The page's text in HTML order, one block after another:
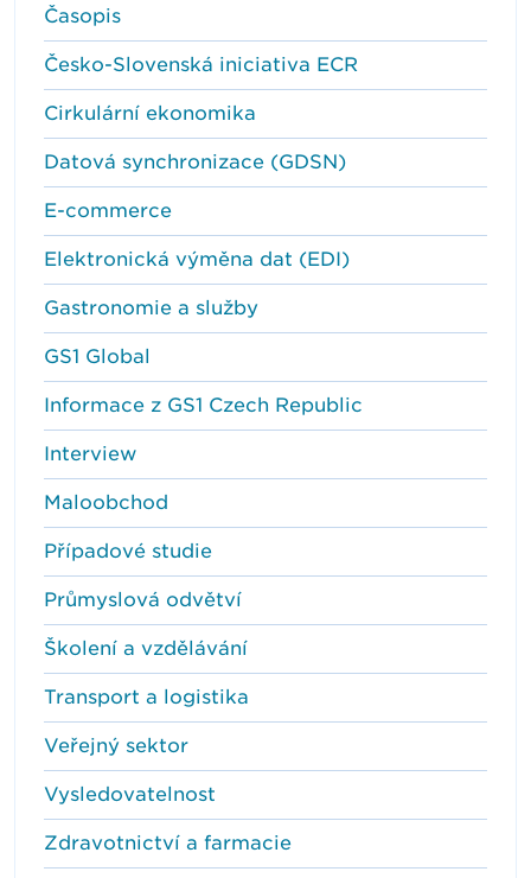
Časopis
Česko-Slovenská iniciativa ECR
Cirkulární ekonomika
Datová synchronizace (GDSN)
E-commerce
Elektronická výměna dat (EDI)
Gastronomie a služby
GS1 Global
Informace z GS1 Czech Republic
Interview
Maloobchod
Případové studie
Průmyslová odvětví
Školení a vzdělávání
Transport a logistika
Veřejný sektor
Vysledovatelnost
Zdravotnictví a farmacie